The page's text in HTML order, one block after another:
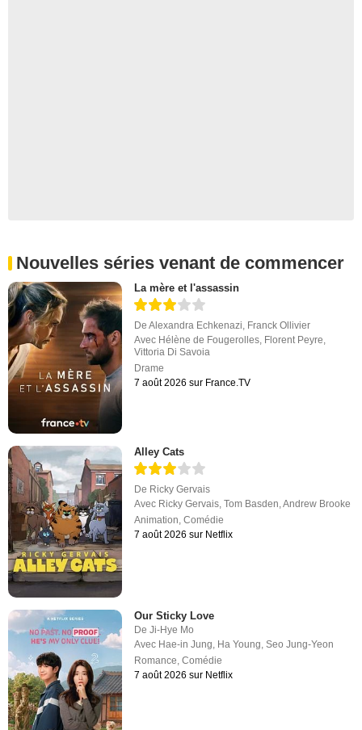
Nouvelles séries venant de commencer
La mère et l'assassin
DeAlexandra Echkenazi Franck Ollivier
Avec Hélène de Fougerolles Florent Peyre
Vittoria Di Savoia
Drame
7 août 2026 sur France.TV
Alley Cats
De Ricky Gervais
Avec Ricky Gervais,Tom Basden,Andrew Brooke
Animation,Comédie
7 août 2026 sur Netflix
Our Sticky Love
DeJi-Hye Mo
Avec Hae-in Jung, Ha Young,Seo Jung-Yeon
Romance,Comédie
7 août 2026 sur Netflix